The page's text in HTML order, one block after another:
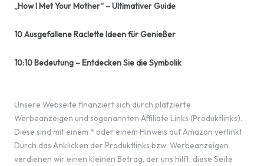
„How I Met Your Mother“ – Ultimativer Guide
10 Ausgefallene Raclette Ideen für Genießer
10:10 Bedeutung – Entdecken Sie die Symbolik
Unsere Webseite finanziert sich durch platzierte
Werbeanzeigen und sogenannten Affiliate Links (Produktlinks).
Diese sind mit einem * oder einem Hinweis auf Amazon verlinkt.
Durch das Anklicken der Produktlinks bzw. Werbeanzeigen
verdienen wir einen kleinen Betrag, der uns hilft, diese Seite